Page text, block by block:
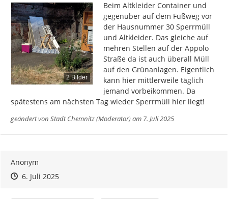
2 Bilder
Beim Altkleider Container und
gegenüber auf dem Fußweg vor
der Hausnummer 30 Sperrmüll
und Altkleider. Das gleiche auf
mehren Stellen auf der Appolo
Straße da ist auch überall Müll
auf den Grünanlagen. Eigentlich
kann hier mittlerweile täglich
jemand vorbeikommen. Da
spätestens am nächsten Tag wieder Sperrmüll hier liegt!
geändert von Stadt Chemnitz (Moderator)am 7. Juli 2025
Anonym
Zeitpunkt des Erstellens
Zeitpunkt des Erstellens
6. Juli 2025Zur Äußerung